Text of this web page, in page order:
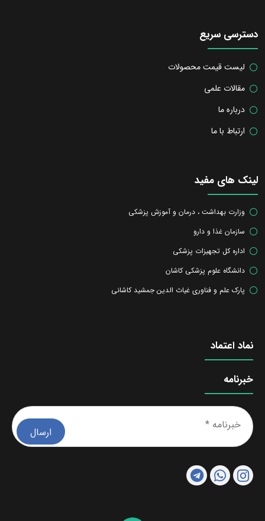
دسترسی سریع
لیست قیمت محصولات
مقالات علمی
درباره ما
ارتباط با ما
لینک های مفید
وزارت بهداشت ، درمان و آموزش پزشکی
سازمان غذا و دارو
اداره کل تجهیزات پزشکی
دانشگاه علوم پزشکی کاشان
پارک علم و فناوری غیاث الدین جمشید کاشانی
نماد اعتماد
خبرنامه
*